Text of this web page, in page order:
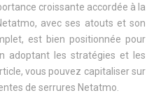
croissante accordée à la
avec ses atouts et son
est bien positionnée pour
adoptant les stratégies et les
vous pouvez capitaliser sur
de serrures Netatmo.